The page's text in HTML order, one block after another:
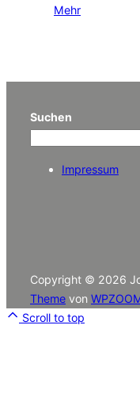
Mehr
Suchen
Impressum
Copyright © 2026
Theme von
Scroll to top